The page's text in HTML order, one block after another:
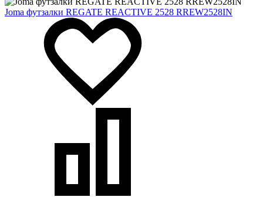
Joma футзалки REGATE REACTIVE 2528 RREW2528IN